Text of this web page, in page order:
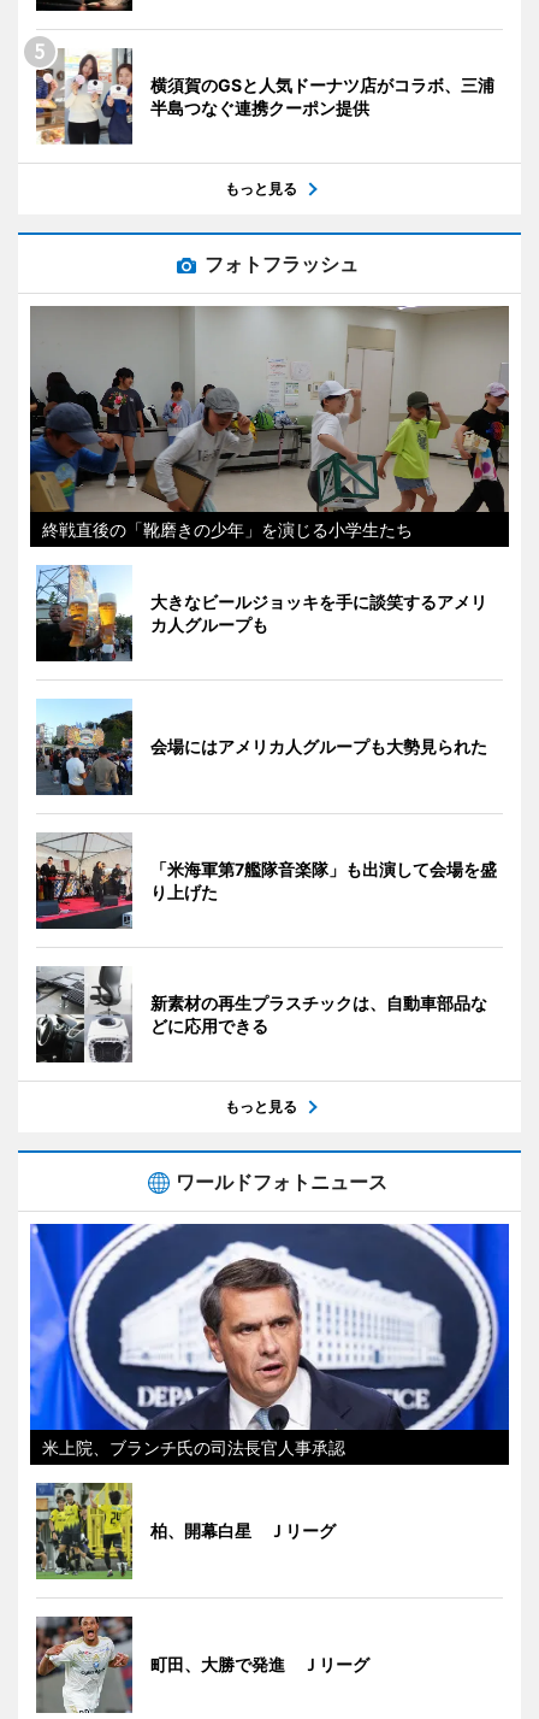
横須賀のGSと人気ドーナツ店がコラボ、三浦
半島つなぐ連携クーポン提供
もっと見る
フォトフラッシュ
終戦直後の「靴磨きの少年」を演じる小学生たち
大きなビールジョッキを手に談笑するアメリ
カ人グループも
会場にはアメリカ人グループも大勢見られた
「米海軍第7艦隊音楽隊」も出演して会場を盛
り上げた
新素材の再生プラスチックは、自動車部品な
どに応用できる
もっと見る
ワールドフォトニュース
米上院、ブランチ氏の司法長官人事承認
柏、開幕白星 Ｊリーグ
町田、大勝で発進 Ｊリーグ